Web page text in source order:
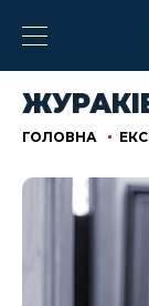
ГОЛОВНА